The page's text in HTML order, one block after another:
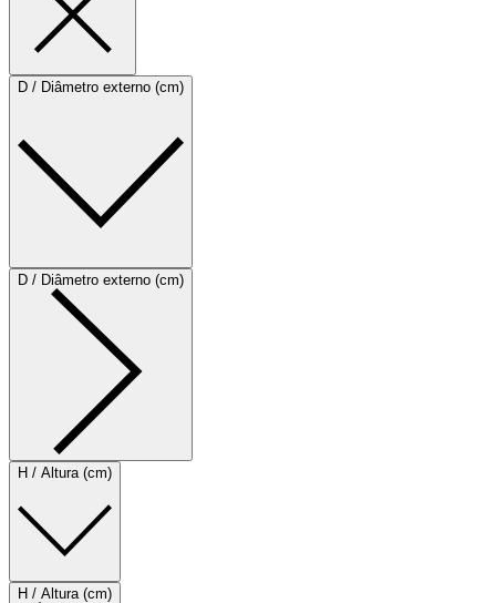
D / Diâmetro externo (cm)
D / Diâmetro externo (cm)
H / Altura (cm)
H / Altura (cm)